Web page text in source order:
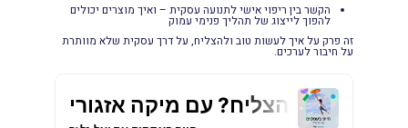
הקשר בין ריפוי אישי לתנועה עסקית – ואיך מוצרים יכולים
להפוך לייצוג של תהליך פנימי עמוק
זה פרק על איך לעשות טוב ולהצליח, על דרך עסקית שלא מוותרת
על חיבור לערכים.